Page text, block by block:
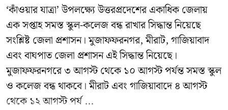
‘কাঁওয়ার যাত্রা’উপলক্ষ্যে উত্তরপ্রদেশের একাধিক জেলায়
এক সপ্তাহ সমস্ত স্কুল-কলেজ বন্ধ রাখার সিদ্ধান্ত নিয়েছে
সংশ্লিষ্ট জেলা প্রশাসন। মুজাফফরনগর, মীরাট, গাজিয়াবাদ
এবং বাঘপাত জেলা প্রশাসন এই সিদ্ধান্ত নিয়েছে।
মুজাফফরনগরে ৩ আগস্ট থেকে ১০ আগস্ট পর্যন্ত সমস্ত স্কুল
ও কলেজ বন্ধ থাকবে। মীরাট এবং গাজিয়াবাদে ৪ আগস্ট
থেকে ১২ আগস্ট পর্য ...